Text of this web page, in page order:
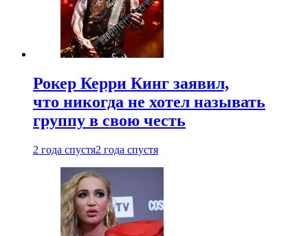
Рокер Керри Кинг заявил,
что никогда не хотел называть
группу в свою честь
2 года спустя2 года спустя